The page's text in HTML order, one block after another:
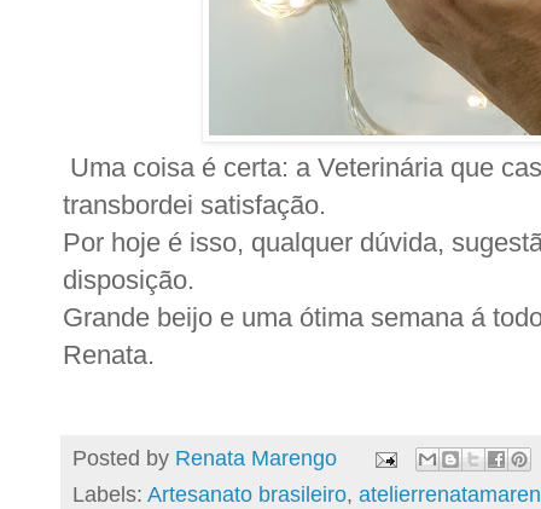
Uma coisa é certa: a Veterinária que
transbordei satisfação.
Por hoje é isso, qualquer dúvida,
disposição.
Grande beijo e uma ótima semana á
Renata.
Posted by Renata Marengo
Labels: Artesanato brasileiro,